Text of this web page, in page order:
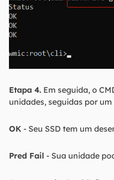
Etapa 4.Em seguida, o
unidades, seguidas por
OK - Seu SSD tem um
Pred Fail - Sua unidade